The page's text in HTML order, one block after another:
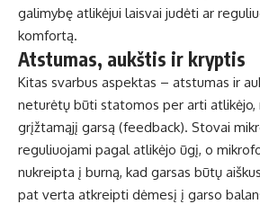
galimybę atlikėjui laisvai judėti ar
komfortą.
Atstumas, aukštis ir kryptis
Kitas svarbus aspektas – atstumas ir
neturėtų būti statomos per arti atlikėjo,
grįžtamąjį garsą (feedback). Stovai
reguliuojami pagal atlikėjo ūgį, o
nukreipta į burną, kad garsas būtų
pat verta atkreipti dėmesį į garso